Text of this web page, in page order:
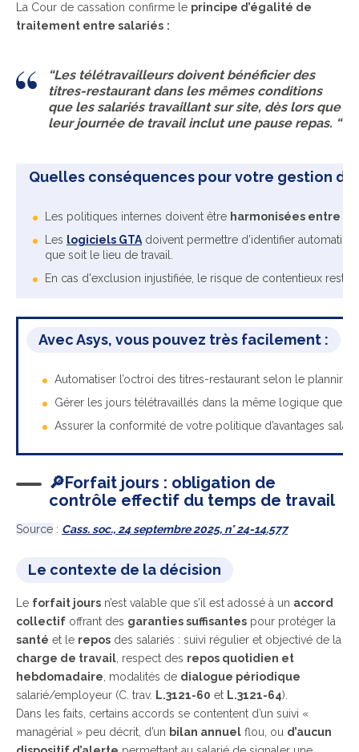
La Cour de cassation confirme le principe d’égalité de
traitement entre salariés :
“Les télétravailleurs doivent bénéficier des
titres-restaurant dans les mêmes conditions
que les salariés travaillant sur site, dès lors que
leur journée de travail inclut une pause repas. “
Quelles conséquences pour votre gestion
Les politiques internes doivent être harmonisées entre
Les logiciels GTA doivent permettre d’identifier
que soit le lieu de travail.
En cas d'exclusion injustifiée, le risque de contentieux reste
Avec Asys, vous pouvez très facilement :
Automatiser l’octroi des titres-restaurant selon le planning
Gérer les jours télétravaillés dans la même logique que
Assurer la conformité de votre politique d’avantages
🔎Forfait jours : obligation de
contrôle effectif du temps de travail
Source : Cass. soc., 24 septembre 2025, n° 24-14.577
Le contexte de la décision
Le forfait jours n’est valable que s’il est adossé à un accord
collectif offrant des garanties suffisantes pour protéger la
santé et le repos des salariés : suivi régulier et objectivé de la
charge de travail , respect des repos quotidien et
hebdomadaire , modalités de dialogue périodique
salarié/employeur (C. trav. L.3121-60 et L.3121-64).
Dans les faits, certains accords se contentent d’un suivi «
managérial » peu décrit, d’un bilan annuel flou, ou d’aucun